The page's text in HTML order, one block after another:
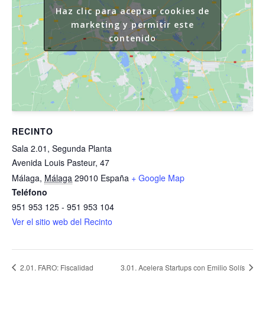
RECINTO
Sala 2.01, Segunda Planta
Avenida Louis Pasteur, 47
Málaga, Málaga 29010 España + Google Map
Teléfono
951 953 125 - 951 953 104
Ver el sitio web del Recinto
Haz clic para aceptar cookies de
marketing y permitir este
contenido
2.01. FARO: Fiscalidad 3.01. Acelera Startups con Emilio Solís